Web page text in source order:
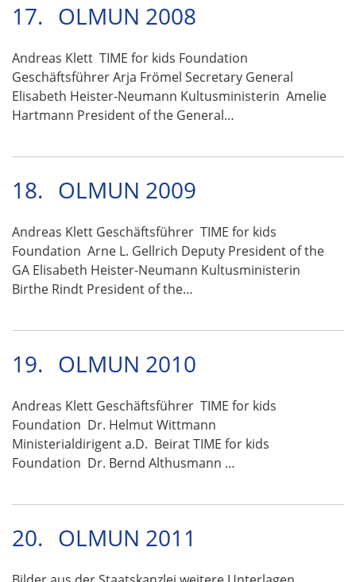
17. OLMUN 2008
Andreas Klett TIME for kids Foundation
Geschäftsführer Arja Frömel Secretary General
Elisabeth Heister-Neumann Kultusministerin Amelie
Hartmann President of the General…
18. OLMUN 2009
Andreas Klett Geschäftsführer TIME for kids
Foundation Arne L. Gellrich Deputy President of the
GA Elisabeth Heister-Neumann Kultusministerin
Birthe Rindt President of the…
19. OLMUN 2010
Andreas Klett Geschäftsführer TIME for kids
Foundation Dr. Helmut Wittmann
Ministerialdirigent a.D. Beirat TIME for kids
Foundation Dr. Bernd Althusmann …
20. OLMUN 2011